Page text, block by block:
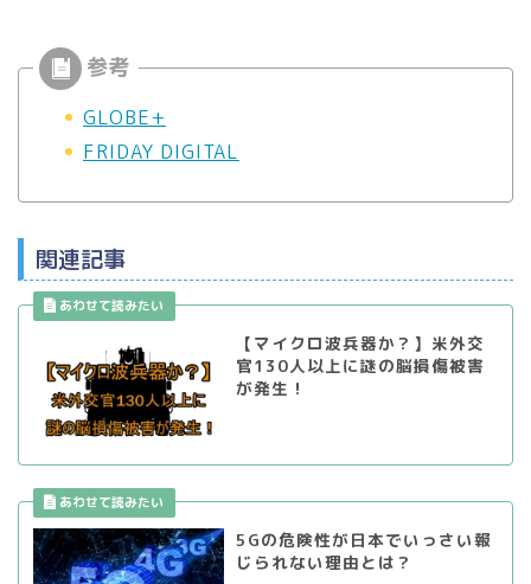
GLOBE+
FRIDAY DIGITAL
関連記事
【マイクロ波兵器か？】米外交
官130人以上に謎の脳損傷被害
が発生！
5Gの危険性が日本でいっさい報
じられない理由とは？